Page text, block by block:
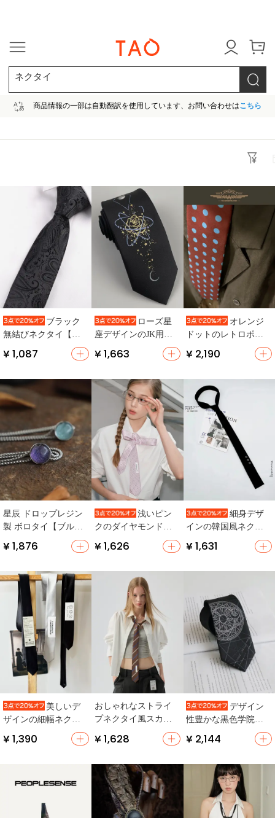
ネクタイ
商品情報の一部は自動翻訳を使用しています、お問い合わせはこちら
ブラック
無結びネクタイ【男
性用・着脱簡単・フ
ァッション】
¥ 1,087
ローズ星
座デザインのJK用ネ
クタイ【オリジナル
制服アクセサリー・
¥ 1,663
オレンジ
ドットのレトロポッ
プアートタイ【ユニ
セックス・イタリア
幅】
¥ 2,190
星辰 ドロップレジン
製 ボロタイ【ブル
ー・パープル・男女
兼用・ウエスタンス
¥ 1,876
浅いピン
クのダイヤモンド柄
ネクタイ【手作り・
トレンディ・カジュ
ト・学生風・韓国ス
タイル】（セットア
ップ対応）
¥ 1,626
細身デザ
インの韓国風ネクタ
イ付きシャツ【男女
兼用・シンプルな
¥ 1,631
美しいデ
ザインの細幅ネクタ
イ【学生用・個性的
な布ラベル・シンプ
¥ 1,390
おしゃれなストライ
プネクタイ風スカー
フ【女性用・カジュ
アル・デコレーショ
¥ 1,628
デザイン
性豊かな黒色学院風
【学生用・成人祝
¥ 2,144